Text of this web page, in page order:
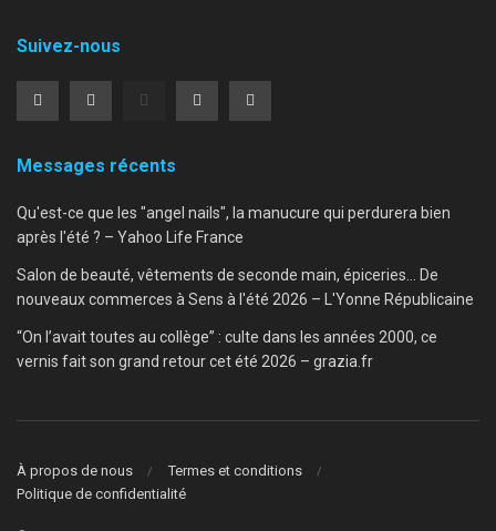
Suivez-nous
Messages récents
Qu'est-ce que les "angel nails", la manucure qui perdurera bien
après l'été ? – Yahoo Life France
Salon de beauté, vêtements de seconde main, épiceries… De
nouveaux commerces à Sens à l'été 2026 – L'Yonne Républicaine
“On l’avait toutes au collège” : culte dans les années 2000, ce
vernis fait son grand retour cet été 2026 – grazia.fr
À propos de nous
Termes et conditions
Politique de confidentialité